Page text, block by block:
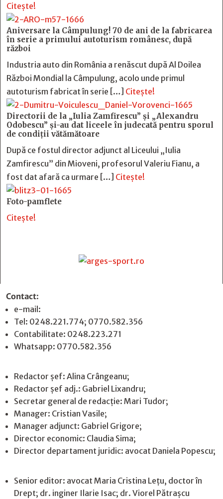
Citește!
Aniversare la Câmpulung! 70 de ani de la fabricarea
în serie a primului autoturism românesc, după
război
Industria auto din România a renăscut după Al Doilea
Război Mondial la Câmpulung, acolo unde primul
autoturism fabricat în serie […] Citește!
Directorii de la „Iulia Zamfirescu” și „Alexandru
Odobescu” și-au dat liceele în judecată pentru sporul
de condiții vătămătoare
După ce fostul director adjunct al Liceului „Iulia
Zamfirescu” din Mioveni, profesorul Valeriu Fianu, a
fost dat afară ca urmare […] Citește!
Foto-pamflete
Citește!
Contact:
e-mail:
Tel: 0248.221.774; 0770.582.356
Contabilitate: 0248.223.271
Whatsapp: 0770.582.356
Redactor șef: Alina Crângeanu;
Redactor șef adj.: Gabriel Lixandru;
Secretar general de redacție: Mari Tudor;
Manager: Cristian Vasile;
Manager adjunct: Gabriel Grigore;
Director economic: Claudia Sima;
Director departament juridic: avocat Daniela Popescu;
Senior editor: avocat Maria Cristina Leţu, doctor în
Drept; dr. inginer Ilarie Isac; dr. Viorel Pătrașcu